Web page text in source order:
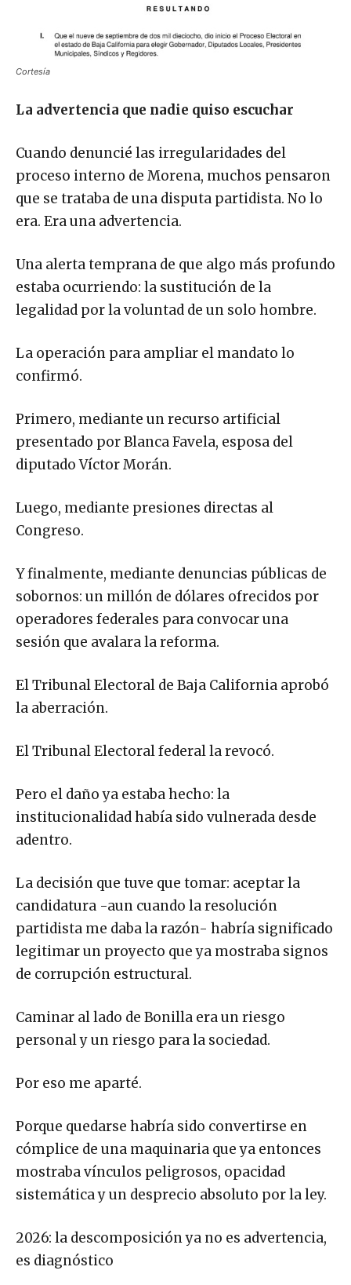
Cortesía
La advertencia que nadie quiso escuchar
Cuando denuncié las irregularidades del
proceso interno de Morena, muchos pensaron
que se trataba de una disputa partidista. No lo
era. Era una advertencia.
Una alerta temprana de que algo más profundo
estaba ocurriendo: la sustitución de la
legalidad por la voluntad de un solo hombre.
La operación para ampliar el mandato lo
confirmó.
Primero, mediante un recurso artificial
presentado por Blanca Favela, esposa del
diputado Víctor Morán.
Luego, mediante presiones directas al
Congreso.
Y finalmente, mediante denuncias públicas de
sobornos: un millón de dólares ofrecidos por
operadores federales para convocar una
sesión que avalara la reforma.
El Tribunal Electoral de Baja California aprobó
la aberración.
El Tribunal Electoral federal la revocó.
Pero el daño ya estaba hecho: la
institucionalidad había sido vulnerada desde
adentro.
La decisión que tuve que tomar: aceptar la
candidatura -aun cuando la resolución
partidista me daba la razón- habría significado
legitimar un proyecto que ya mostraba signos
de corrupción estructural.
Caminar al lado de Bonilla era un riesgo
personal y un riesgo para la sociedad.
Por eso me aparté.
Porque quedarse habría sido convertirse en
cómplice de una maquinaria que ya entonces
mostraba vínculos peligrosos, opacidad
sistemática y un desprecio absoluto por la ley.
2026: la descomposición ya no es advertencia,
es diagnóstico